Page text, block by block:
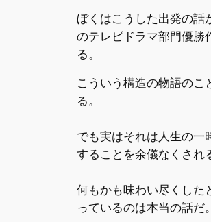
ぼくはこうした出発の話
のテレビドラマ部門優勝
る。
こういう構造の物語の
る。
でも実はそれは人生の一
することを余儀なくされ
何もかも味わい尽くした
っているのは本当の話だ。